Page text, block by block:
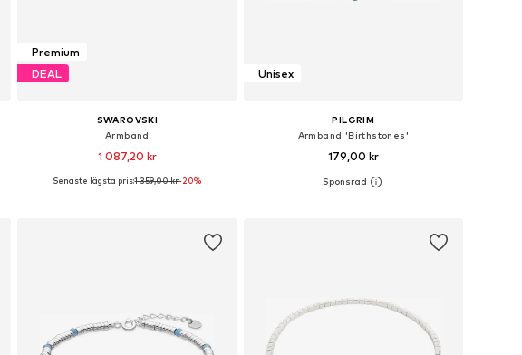
Premium
DEAL
SWAROVSKI
Armband
1 087,20 kr
Tillgängliga storlekar: One Size
Senaste lägsta pris:1 359,00 kr-20%
Unisex
PILGRIM
Armband 'Birthstones'
179,00 kr
Tillgängliga storlekar: One Size